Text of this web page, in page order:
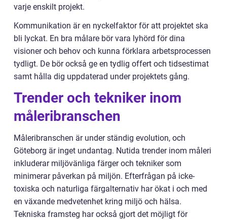
varje enskilt projekt.
Kommunikation är en nyckelfaktor för att projektet ska
bli lyckat. En bra målare bör vara lyhörd för dina
visioner och behov och kunna förklara arbetsprocessen
tydligt. De bör också ge en tydlig offert och tidsestimat
samt hålla dig uppdaterad under projektets gång.
Trender och tekniker inom
måleribranschen
Måleribranschen är under ständig evolution, och
Göteborg är inget undantag. Nutida trender inom måleri
inkluderar miljövänliga färger och tekniker som
minimerar påverkan på miljön. Efterfrågan på icke-
toxiska och naturliga färgalternativ har ökat i och med
en växande medvetenhet kring miljö och hälsa.
Tekniska framsteg har också gjort det möjligt för